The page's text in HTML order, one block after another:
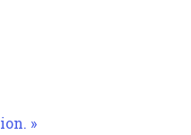
»